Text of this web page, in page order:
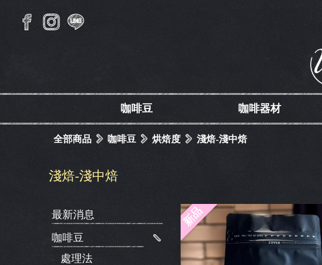
咖啡豆 咖啡器材
全部商品 咖啡豆 烘焙度 淺焙-淺中焙
淺焙-淺中焙
最新消息
咖啡豆
處理法
新品